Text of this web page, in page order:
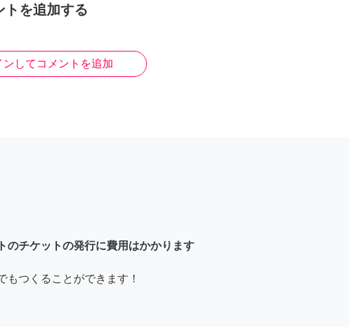
トを追加する
ンしてコメントを追加
のチケットの発行に費用はかかります
もつくることができます！